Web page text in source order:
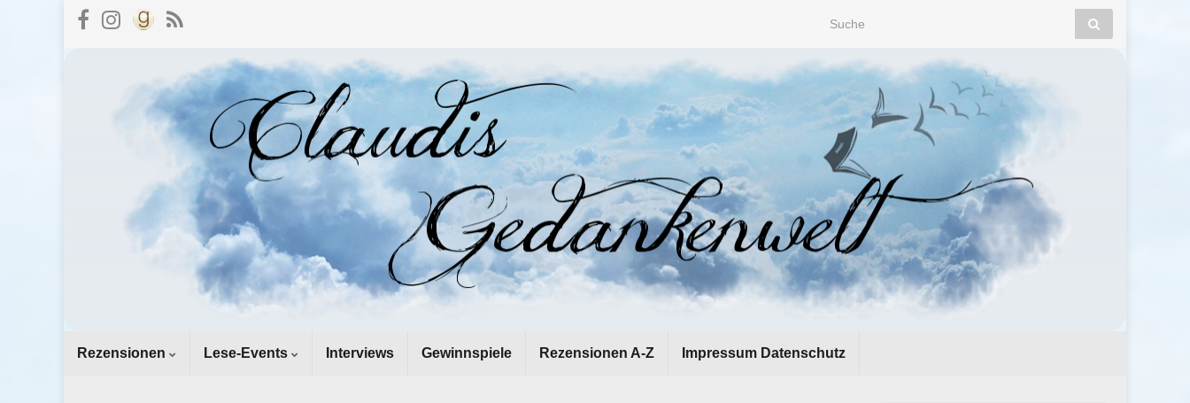
Rezensionen Lese-Events Interviews Gewinnspiele Rezensionen A-Z Impressum Datenschutz